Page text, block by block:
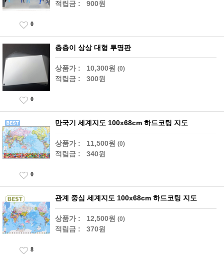
적립금 : 900원
0
층층이 상상 대형 투명판
상품가 : 10,300원 (0)
적립금 : 300원
0
만국기 세계지도 100x68cm 하드코팅 지도
상품가 : 11,500원 (0)
적립금 : 340원
0
관계 중심 세계지도 100x68cm 하드코팅 지도
상품가 : 12,500원 (0)
적립금 : 370원
8